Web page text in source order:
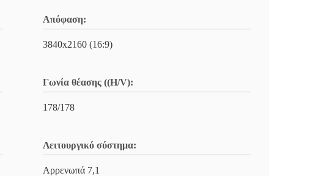
Απόφαση:
3840x2160 (16:9)
Γωνία θέασης ((H/V):
178/178
Λειτουργικό σύστημα:
Αρρενωπά 7,1